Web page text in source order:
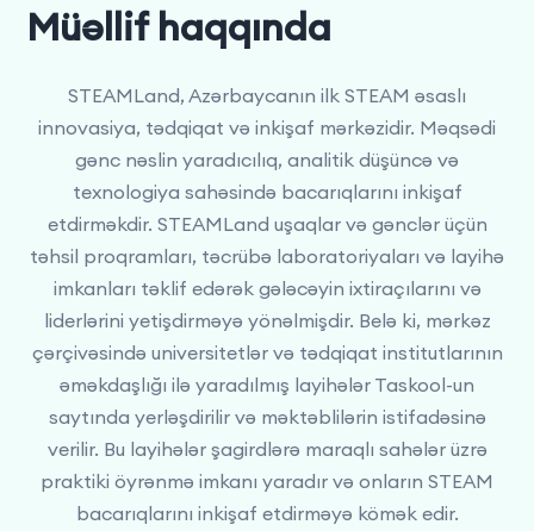
Müəllif haqqında
STEAMLand, Azərbaycanın ilk STEAM əsaslı
innovasiya, tədqiqat və inkişaf mərkəzidir. Məqsədi
gənc nəslin yaradıcılıq, analitik düşüncə və
texnologiya sahəsində bacarıqlarını inkişaf
etdirməkdir. STEAMLand uşaqlar və gənclər üçün
təhsil proqramları, təcrübə laboratoriyaları və layihə
imkanları təklif edərək gələcəyin ixtiraçılarını və
liderlərini yetişdirməyə yönəlmişdir. Belə ki, mərkəz
çərçivəsində universitetlər və tədqiqat institutlarının
əməkdaşlığı ilə yaradılmış layihələr Taskool-un
saytında yerləşdirilir və məktəblilərin istifadəsinə
verilir. Bu layihələr şagirdlərə maraqlı sahələr üzrə
praktiki öyrənmə imkanı yaradır və onların STEAM
bacarıqlarını inkişaf etdirməyə kömək edir.